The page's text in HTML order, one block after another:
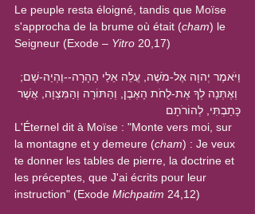
Le peuple resta éloigné, tandis que Moïse
s'approcha de la brume où était (cham) le
Seigneur (Exode – Yitro 20,17)
וַיֹּאמֶר יְהוָה אֶל-מֹשֶׁה, עֲלֵה אֵלַי הָהָרָה--וֶהְיֵה-שָׁם;
וְאֶתְּנָה לְךָ אֶת-לֻחֹת הָאֶבֶן, וְהַתּוֹרָה וְהַמִּצְוָה, אֲשֶׁר
כָּתַבְתִּי, לְהוֹרֹתָם
L'Éternel dit à Moïse : "Monte vers moi, sur
la montagne et y demeure (cham) : Je veux
te donner les tables de pierre, la doctrine et
les préceptes, que J'ai écrits pour leur
instruction" (Exode Michpatim 24,12)